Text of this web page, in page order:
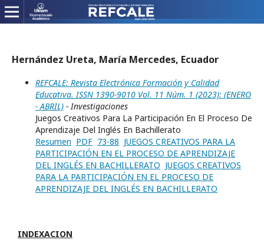
Hernández Ureta, María Mercedes, Ecuador
REFCALE: Revista Electrónica Formación y Calidad
Educativa. ISSN 1390-9010 Vol. 11 Núm. 1 (2023): (ENERO
- ABRIL) - Investigaciones
Juegos Creativos Para La Participación En El Proceso De
Aprendizaje Del Inglés En Bachillerato
Resumen PDF 73-88 JUEGOS CREATIVOS PARA LA
PARTICIPACIÓN EN EL PROCESO DE APRENDIZAJE
DEL INGLÉS EN BACHILLERATO JUEGOS CREATIVOS
PARA LA PARTICIPACIÓN EN EL PROCESO DE
APRENDIZAJE DEL INGLÉS EN BACHILLERATO
INDEXACION